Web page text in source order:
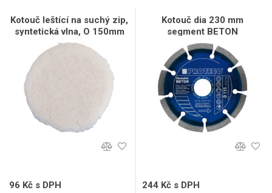
Kotouč leštící na suchý zip,
syntetická vlna, O 150mm
96 Kč s DPH
Kotouč dia 230 mm
segment BETON
CHAMPION beton, cihla,
stav.mat.
244 Kč s DPH